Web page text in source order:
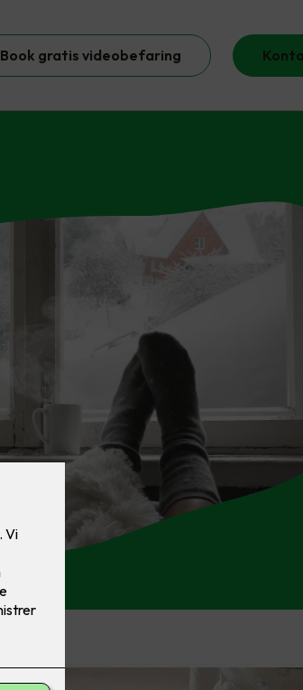
Book gratis videobefaring